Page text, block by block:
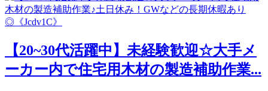
【20~30代活躍中】未経験歓迎☆大手メ
ーカー内で住宅用木材の製造補助作業...